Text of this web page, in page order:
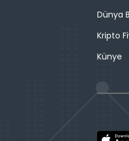
Dünya
Kripto
Künye